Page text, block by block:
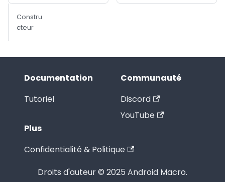
Constru
cteur
Documentation
Tutoriel
Communauté
Discord
YouTube
Plus
Confidentialité & Politique
Droits d'auteur © 2025 Android Macro.